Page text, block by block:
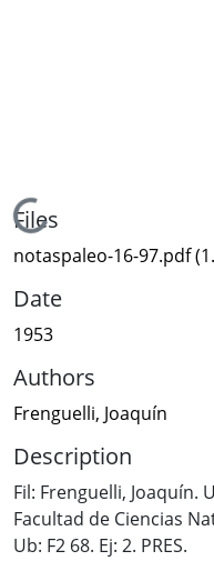
Loading...
Files
notaspaleo-16-97.pdf
Date
1953
Authors
Frenguelli, Joaquín
Description
Fil: Frenguelli, Joaquín.
Facultad de Ciencias
Ub: F2 68. Ej: 2. PRES.